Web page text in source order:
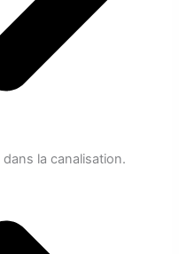
dans la canalisation.